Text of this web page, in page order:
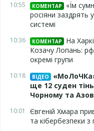
10:55 КОМЕНТАР
«Їм
росіяни заздрять
системі
10:36 КОМЕНТАР
На
Козачу Лопань:
окремі групи
10:18 ВІДЕО
ще 12 суден
Чорному та
10:01
Євгеній Хмара
та кібербезпеки